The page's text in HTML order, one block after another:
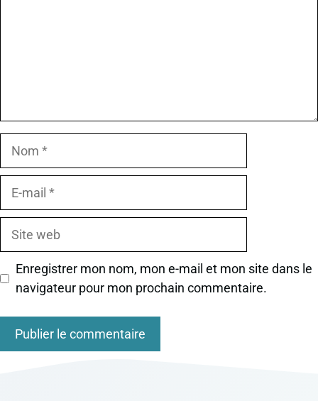
Site
Enregistrer mon nom, mon e-mail et mon site dans le
navigateur pour mon prochain commentaire.